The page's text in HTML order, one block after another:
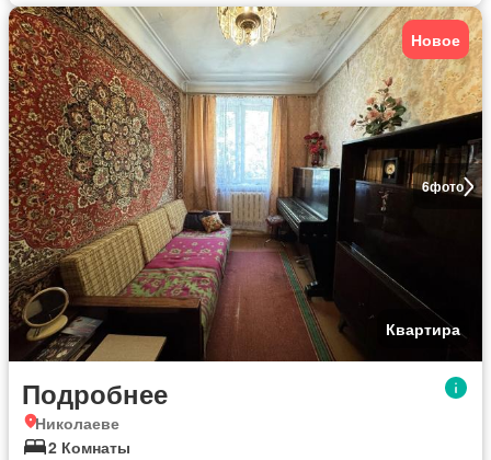
6фото
Новое
Квартира
Подробнее
Николаеве
2 Комнаты